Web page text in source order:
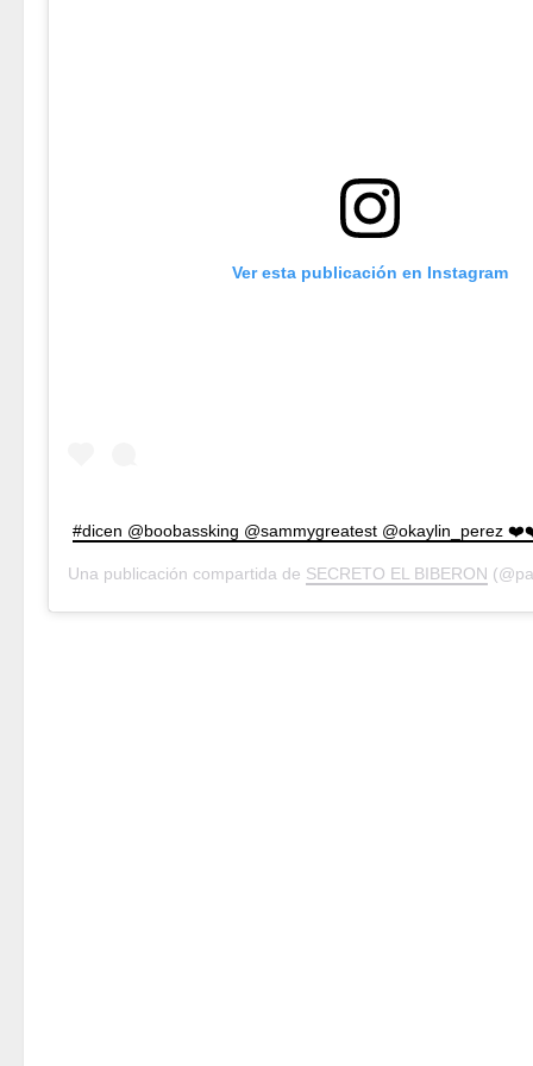
Ver esta publicación en Instagram
#dicen @boobassking @sammygreatest
Una publicación compartida de SECRETO EL BIBERON